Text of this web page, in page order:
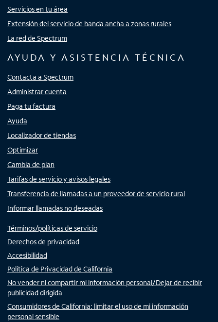
Servicios en tu área
Extensión del servicio de banda ancha a zonas rurales
La red de Spectrum
AYUDA Y ASISTENCIA TÉCNICA
Contacta a Spectrum
Administrar cuenta
Paga tu factura
Ayuda
Localizador de tiendas
Optimizar
Cambia de plan
Tarifas de servicio y avisos legales
Transferencia de llamadas a un proveedor de servicio rural
Informar llamadas no deseadas
Términos/políticas de servicio
Derechos de privacidad
Accesibilidad
Política de Privacidad de California
No vender ni compartir mi información personal/Dejar de recibir
publicidad dirigida
Consumidores de California: limitar el uso de mi información
personal sensible